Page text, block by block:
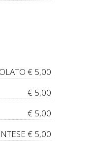
€ 5,00
€ 5,00
€ 5,00
€ 5,00